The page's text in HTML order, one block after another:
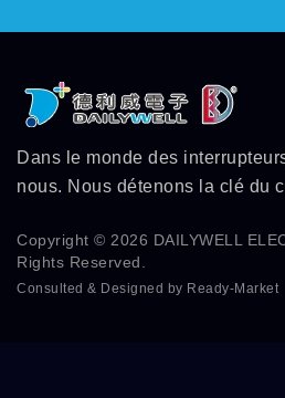
Dans le monde des
nous. Nous détenons la clé du
Copyright © 2026 DAILYWELL
Rights Reserved.
Consulted & Designed by Ready-Market